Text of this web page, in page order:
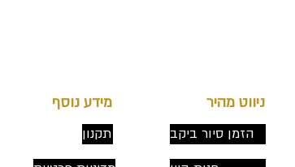
ניווט מהיר
הזמן סיור ביקב
תקנון
מידע נוסף